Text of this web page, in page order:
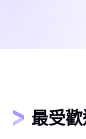
最受